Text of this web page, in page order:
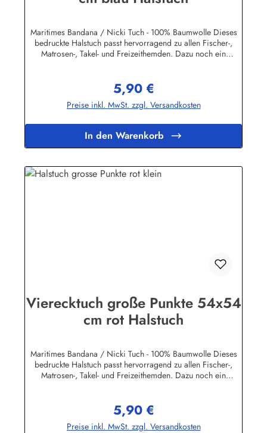
Maritimes Bandana / Nicki Tuch - 100% Baumwolle Dieses
bedruckte Halstuch passt hervorragend zu allen Fischer-,
Matrosen-, Takel- und Freizeithemden. Dazu noch ein
GmbHHeglitzer Str. 1226409 Wittmundinfo@modas-
bekleidung.de
Regulärer Preis:
5,90 €
Preise inkl. MwSt. zzgl. Versandkosten
In den Warenkorb
Vierecktuch große Punkte 54x54
cm rot Halstuch
Maritimes Bandana / Nicki Tuch - 100% Baumwolle Dieses
bedruckte Halstuch passt hervorragend zu allen Fischer-,
Matrosen-, Takel- und Freizeithemden. Dazu noch ein
GmbHHeglitzer Str. 1226409 Wittmundinfo@modas-
bekleidung.de
Regulärer Preis:
5,90 €
Preise inkl. MwSt. zzgl. Versandkosten